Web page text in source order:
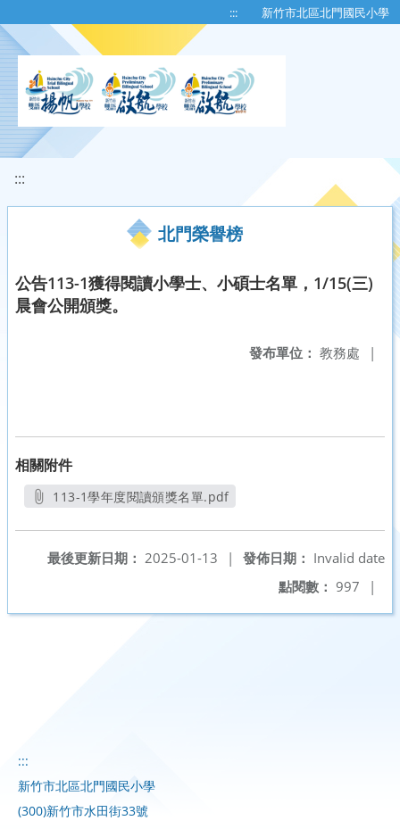
::: 新竹市北區北門國民小學
:::
北門榮譽榜
公告113-1獲得閱讀小學士、小碩士名單，1/15(三)
晨會公開頒獎。
發布單位： 教務處 |
相關附件
113-1學年度閱讀頒獎名單.pdf
發佈日期： Invalid date
最後更新日期： 2025-01-13
|
點閱數： 997 |
:::
新竹市北區北門國民小學
(300)新竹市水田街33號